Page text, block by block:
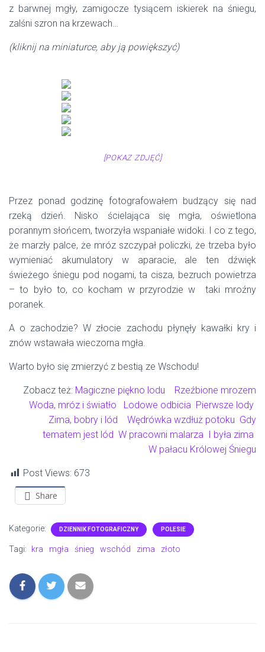
z barwnej mgły, zamigocze tysiącem iskierek na śniegu,
zalśni szron na krzewach…
(kliknij na miniaturce, aby ją powiększyć)
[POKAZ ZDJĘĆ]
Przez ponad godzinę fotografowałem budzący się nad
rzeką dzień. Nisko ścielająca się mgła, oświetlona
porannym słońcem, tworzyła wspaniałe widoki. I co z tego,
że marzły palce, że mróz szczypał policzki, że trzeba było
wymieniać akumulatory w aparacie, ale ten dźwięk
świeżego śniegu pod nogami, ta cisza, bezruch powietrza
– to było to, co kocham w przyrodzie w taki mroźny
poranek.
A o zachodzie? W złocie zachodu płynęły kawałki kry i
znów wstawała wieczorna mgła.
Warto było się zmierzyć z bestią ze Wschodu!
Zobacz też: Magiczne piękno lodu
Rzeźbione mrozem
Woda, mróz i światło
Lodowe odbicia Pierwsze lody
Zima, bobry i lód
Wędrówka wzdłuż potoku Gdy
tematem jest lód W pracowni malarza I była zima
W pałacu Królowej Śniegu
Post Views: 673
Share
Kategorie: DZIENNIK FOTOGRAFICZNY POLESIE
Tagi: kra mgła śnieg wschód zima złoto